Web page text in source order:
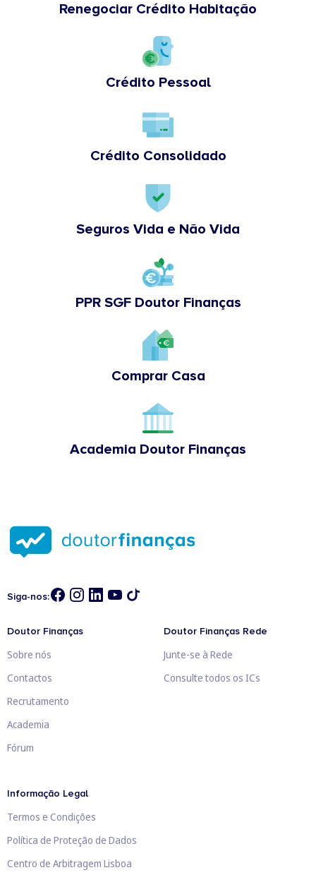
Renegociar Crédito Habitação
Crédito Pessoal
Crédito Consolidado
Seguros Vida e Não Vida
PPR SGF Doutor Finanças
Comprar Casa
Academia Doutor Finanças
Siga-nos:
Doutor Finanças
Sobre nós
Contactos
Recrutamento
Academia
Fórum
Doutor Finanças Rede
Junte-se à Rede
Consulte todos os ICs
Informação Legal
Termos e Condições
Política de Proteção de Dados
Centro de Arbitragem Lisboa